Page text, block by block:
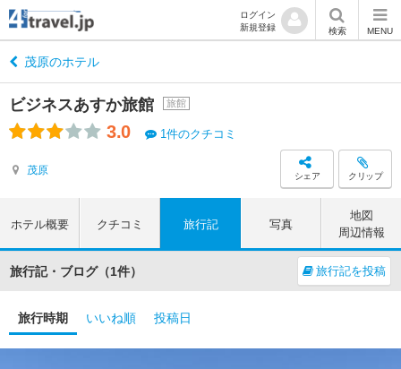
ログイン
新規登録
検索 MENU
茂原のホテル
ビジネスあすか旅館 旅館
3.0 1件のクチコミ
茂原 シェア クリップ
ホテル概要 クチコミ 旅行記 写真
地図
周辺情報
旅行記・ブログ（1件） 旅行記を投稿
旅行時期 いいね順 投稿日